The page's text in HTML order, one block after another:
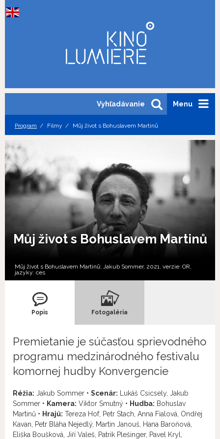
Menu
Vyhľadávanie
Program Filmy Můj život s Bohuslavem Martinů
Můj život s Bohuslavem Martinů
Můj život s Bohuslavem Martinů; Jakub Sommer, 2021, verzie: OR,
jazyky: ces
Popis Fotogaléria
Premietanie je súčasťou sprievodného
programu medzinárodného festivalu
komornej hudby Konvergencie
Réžia: Jakub Sommer • Scenár: Lukáš Csicsely, Jakub
Sommer • Kamera: Viktor Smutný • Hudba: Bohuslav
Martinů • Hrajú: Tereza Hof, Petr Stach, Anna Fialová, Ondřej
Kavan, Petr Bláha Nejedlý, Martin Janouš, Hana Baroňová,
Eliška Boušková, Jiří Valeš, Patrik Plešinger, Pavel Kryl,